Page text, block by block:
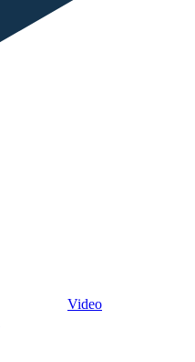
Video